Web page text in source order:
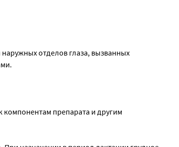
отделов глаза, вызванных
компонентам препарата и другим